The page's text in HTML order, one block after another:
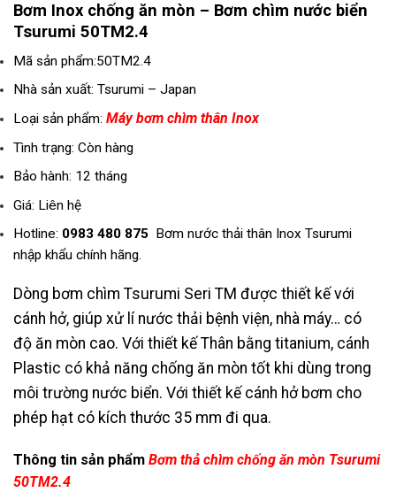
Bơm Inox chống ăn mòn – Bơm chìm nước biển
Tsurumi 50TM2.4
Mã sản phẩm:50TM2.4
Nhà sản xuất: Tsurumi – Japan
Loại sản phẩm: Máy bơm chìm thân Inox
Tình trạng: Còn hàng
Bảo hành: 12 tháng
Giá: Liên hệ
Hotline: 0983 480 875 Bơm nước thải thân Inox Tsurumi
nhập khẩu chính hãng.
Dòng bơm chìm Tsurumi Seri TM được thiết kế với
cánh hở, giúp xử lí nước thải bệnh viện, nhà máy… có
độ ăn mòn cao. Với thiết kế Thân bằng titanium, cánh
Plastic có khả năng chống ăn mòn tốt khi dùng trong
môi trường nước biển. Với thiết kế cánh hở bơm cho
phép hạt có kích thước 35 mm đi qua.
Thông tin sản phẩm Bơm thả chìm chống ăn mòn Tsurumi
50TM2.4